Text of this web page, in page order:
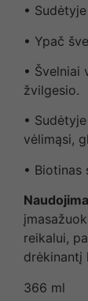
•
• Ypač
• Švelniai
žvilgesio.
•
vėlimąsi,
• Biotinas
reikalui,
drėkinantį
366 ml